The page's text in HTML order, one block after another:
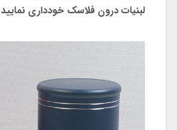
لبنیات درون فلاسک خودداری نمایید